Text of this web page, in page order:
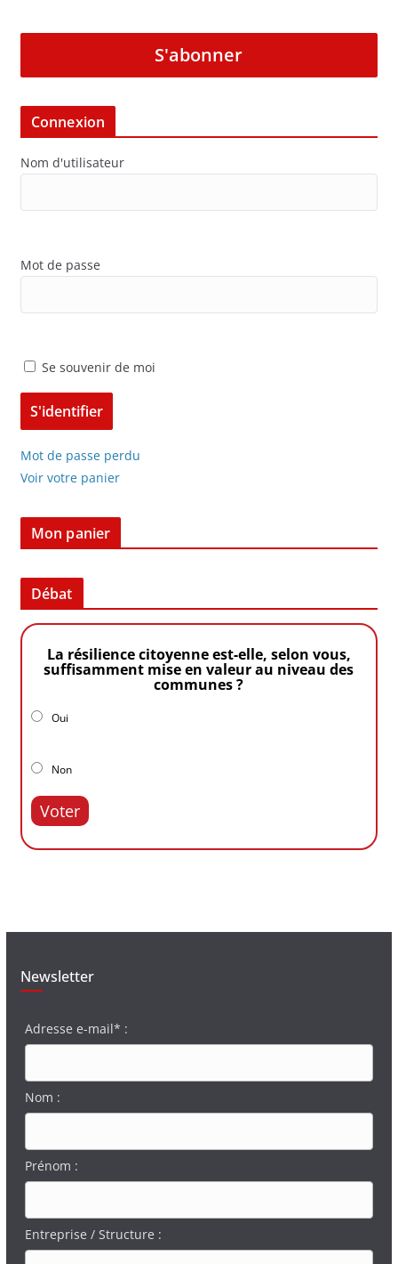
S'abonner
Connexion
Nom d'utilisateur
Mot de passe
Se souvenir de moi
Mot de passe perdu
Voir votre panier
Mon panier
Débat
La résilience citoyenne est-elle, selon vous,
suffisamment mise en valeur au niveau des
communes ?
Oui
Non
Voter
Newsletter
Adresse e-mail* :
Nom :
Prénom :
Entreprise / Structure :